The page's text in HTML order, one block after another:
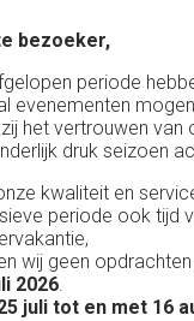
Bank:
KvK: 17167131
BTW:
Uw partner in:
Evenementen
bezoeker,
periode
evenementen
het vertrouwen van
druk seizoen
kwaliteit en
periode ook tijd
wij geen
2026.
juli tot en met 16